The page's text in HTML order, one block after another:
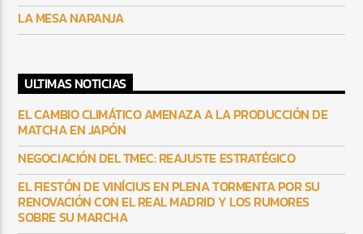
LA MESA NARANJA
ULTIMAS NOTICIAS
EL CAMBIO CLIMÁTICO AMENAZA A LA PRODUCCIÓN DE
MATCHA EN JAPÓN
NEGOCIACIÓN DEL TMEC: REAJUSTE ESTRATÉGICO
EL FIESTÓN DE VINÍCIUS EN PLENA TORMENTA POR SU
RENOVACIÓN CON EL REAL MADRID Y LOS RUMORES
SOBRE SU MARCHA